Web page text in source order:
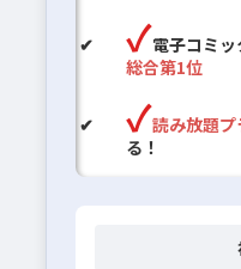
電子コミ
総合第1位
読み放題プ
る！